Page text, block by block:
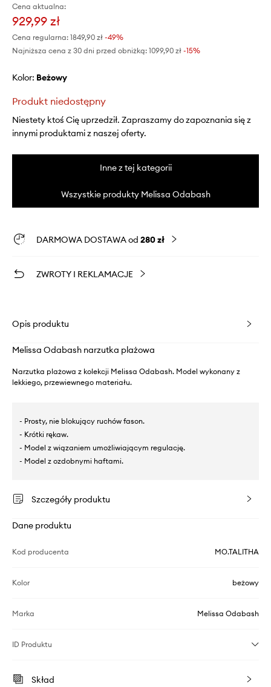
Cena aktualna:
929,99 zł
Cena regularna: 1849,90 zł -49%
Najniższa cena z 30 dni przed obniżką: 1099,90 zł -15%
Kolor: beżowy
Produkt niedostępny
Niestety ktoś Cię uprzedził. Zapraszamy do zapoznania się z
innymi produktami z naszej oferty.
Inne z tej kategorii
Wszystkie produkty Melissa Odabash
DARMOWA DOSTAWA od 280 zł
ZWROTY I REKLAMACJE
Opis produktu
Melissa Odabash narzutka plażowa
Narzutka plażowa z kolekcji Melissa Odabash. Model wykonany z
lekkiego, przewiewnego materiału.
- Prosty, nie blokujący ruchów fason.
- Krótki rękaw.
- Model z wiązaniem umożliwiającym regulację.
- Model z ozdobnymi haftami.
Szczegóły produktu
Dane produktu
Kod producenta MO.TALITHA
Kolor beżowy
Marka Melissa Odabash
ID Produktu
Skład